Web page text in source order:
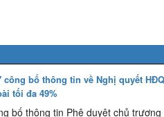
công bố thông tin về Nghị quyết
tối đa 49%
bố thông tin Phê duyệt chủ